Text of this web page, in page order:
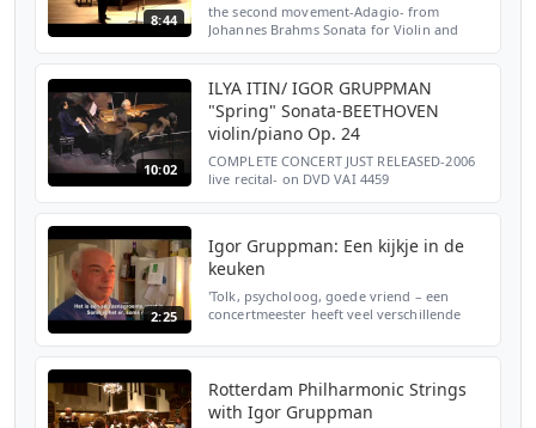
8:44
the second movement-Adagio- from
Johannes Brahms Sonata for Violin and
Theatre Miami Beach...
10:02
ILYA ITIN/ IGOR GRUPPMAN
"Spring" Sonata-BEETHOVEN
violin/piano Op. 24
COMPLETE CONCERT JUST RELEASED-2006
live recital- on DVD VAI 4459
2:25
Igor Gruppman: Een kijkje in de
keuken
'Tolk, psycholoog, goede vriend – een
concertmeester heeft veel verschillende
Rotterdam Philharmonic Strings
with Igor Gruppman